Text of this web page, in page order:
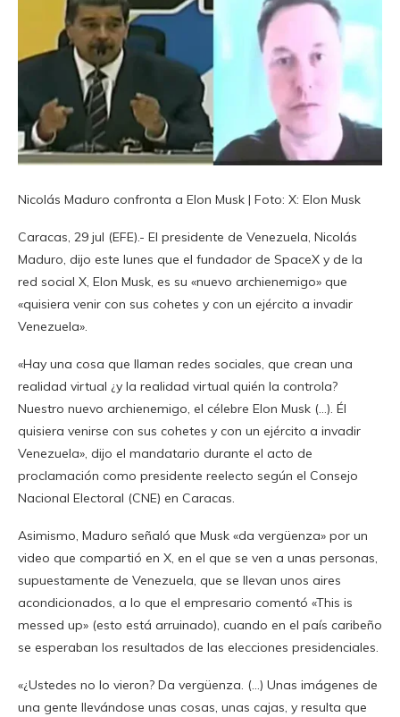
Nicolás Maduro confronta a Elon Musk | Foto: X: Elon Musk
Caracas, 29 jul (EFE).- El presidente de Venezuela, Nicolás
Maduro, dijo este lunes que el fundador de SpaceX y de la
red social X, Elon Musk, es su «nuevo archienemigo» que
«quisiera venir con sus cohetes y con un ejército a invadir
Venezuela».
«Hay una cosa que llaman redes sociales, que crean una
realidad virtual ¿y la realidad virtual quién la controla?
Nuestro nuevo archienemigo, el célebre Elon Musk (…). Él
quisiera venirse con sus cohetes y con un ejército a invadir
Venezuela», dijo el mandatario durante el acto de
proclamación como presidente reelecto según el Consejo
Nacional Electoral (CNE) en Caracas.
Asimismo, Maduro señaló que Musk «da vergüenza» por un
video que compartió en X, en el que se ven a unas personas,
supuestamente de Venezuela, que se llevan unos aires
acondicionados, a lo que el empresario comentó «This is
messed up» (esto está arruinado), cuando en el país caribeño
se esperaban los resultados de las elecciones presidenciales.
«¿Ustedes no lo vieron? Da vergüenza. (…) Unas imágenes de
una gente llevándose unas cosas, unas cajas, y resulta que